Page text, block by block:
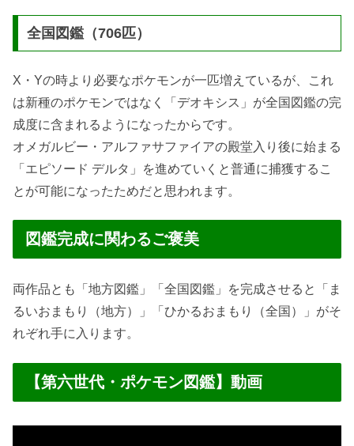
全国図鑑（706匹）
X・Yの時より必要なポケモンが一匹増えているが、これ
は新種のポケモンではなく「デオキシス」が全国図鑑の完
成度に含まれるようになったからです。
オメガルビー・アルファサファイアの殿堂入り後に始まる
「エピソード デルタ」を進めていくと普通に捕獲するこ
とが可能になったためだと思われます。
図鑑完成に関わるご褒美
両作品とも「地方図鑑」「全国図鑑」を完成させると「ま
るいおまもり（地方）」「ひかるおまもり（全国）」がそ
れぞれ手に入ります。
【第六世代・ポケモン図鑑】動画